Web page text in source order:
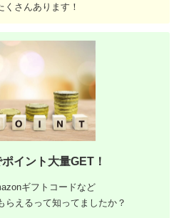
さんあります！
イント大量GET！
ギフトコードなど
らえるって知ってましたか？